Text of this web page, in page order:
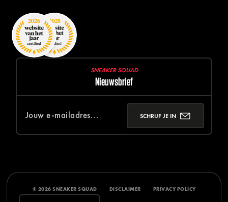
SNEAKER SQUAD
Nieuwsbrief
SCHRIJF JE IN
© 2026 SNEAKER SQUAD DISCLAIMER PRIVACY POLICY